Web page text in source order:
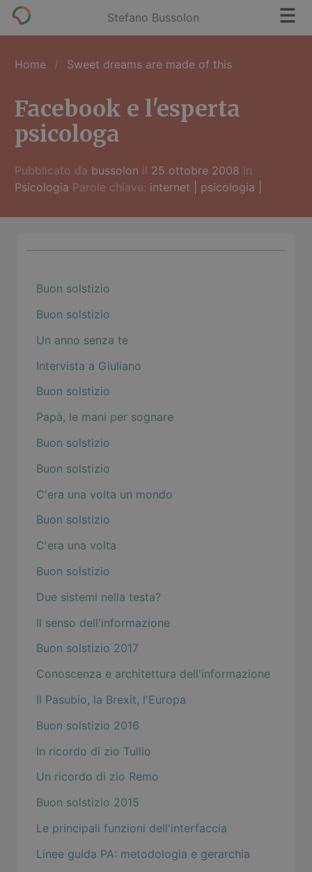
Stefano Bussolon
Home Sweet dreams are made of this
Facebook e l'esperta
psicologa
Pubblicato da bussolon il 25 ottobre 2008 in
Psicologia Parole chiave: internet psicologia
Buon solstizio
Buon solstizio
Un anno senza te
Intervista a Giuliano
Buon solstizio
Papà, le mani per sognare
Buon solstizio
Buon solstizio
C'era una volta un mondo
Buon solstizio
C'era una volta
Buon solstizio
Due sistemi nella testa?
Il senso dell'informazione
Buon solstizio 2017
Conoscenza e architettura dell'informazione
Il Pasubio, la Brexit, l'Europa
Buon solstizio 2016
In ricordo di zio Tullio
Un ricordo di zio Remo
Buon solstizio 2015
Le principali funzioni dell'interfaccia
Linee guida PA: metodologia e gerarchia